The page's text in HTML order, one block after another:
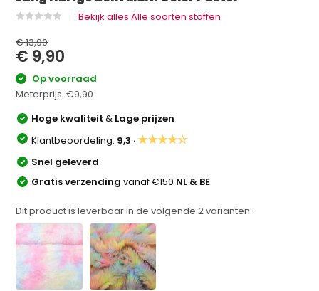
Bekijk alles Alle soorten stoffen
€ 13,90
€ 9,90
Op voorraad
Meterprijs:€9,90
Hoge kwaliteit& Lage prijzen
Klantbeoordeling: 9,3 ·★★★★☆
Snel geleverd
Gratis verzendingvanaf €150 NL & BE
Dit product is leverbaar in de volgende2varianten: